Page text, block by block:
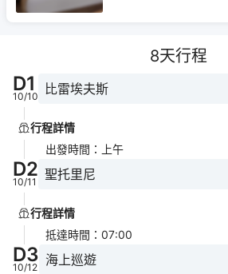
8天行程
D1
10/10 比雷埃夫斯
行程詳情
出發時間 ： 上午
D2
10/11 聖托里尼
行程詳情
抵達時間 ： 07:00
D3
10/12 海上巡遊